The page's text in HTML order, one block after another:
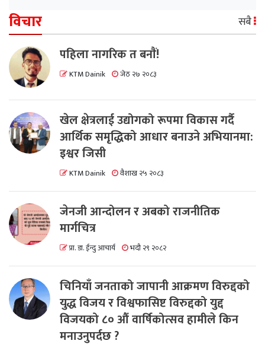
विचार सबै
पहिला नागरिक त बनाैं!
KTM Dainik जेठ २७ २०८३
खेल क्षेत्रलाई उद्योगको रूपमा विकास गर्दै
आर्थिक समृद्धिको आधार बनाउने अभियानमा:
इश्वर जिसी
KTM Dainik वैशाख २५ २०८३
जेनजी आन्दोलन र अबको राजनीतिक
मार्गचित्र
प्रा. डा. ईन्दु आचार्य भदौ २९ २०८२
चिनियाँ जनताको जापानी आक्रमण विरुद्दको
युद्ध विजय र विश्वफासिष्ट विरुद्दको युद्द
विजयको ८० औं वार्षिकोत्सव हामीले किन
मनाउनुपर्दछ ?